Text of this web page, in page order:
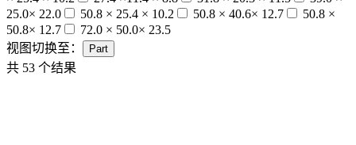
25.0× 22.0
50.8 × 25.4 × 10.2 50.8 × 40.6× 12.7
50.8 ×
50.8× 12.7
72.0 × 50.0× 23.5
视图切换至：
Part
共 53 个结果